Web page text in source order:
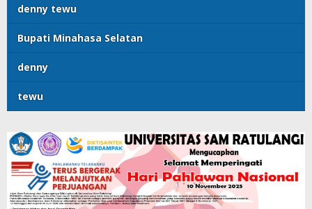
denny tewu
Bupati Minahasa Selatan
denny
tewu